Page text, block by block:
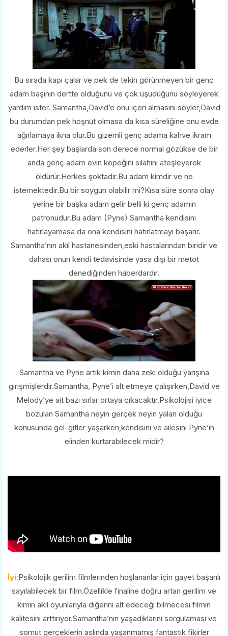
Bu sırada kapı çalar ve pek de tekin görünmeyen bir genç
adam başının dertte olduğunu ve çok üşüdüğünü söyleyerek
yardım ister. Samantha,David’e onu içeri almasını söyler,David
bu durumdan pek hoşnut olmasa da kısa süreliğine onu evde
ağırlamaya ikna olur.Bu gizemli genç adama kahve ikram
ederler.Her şey başlarda son derece normal gözükse de bir
anda genç adam evin köpeğini silahını ateşleyerek
öldürür.Herkes şoktadır.Bu adam kimdir ve ne
istemektedir.Bu bir soygun olabilir mi?Kısa süre sonra olay
yerine bir başka adam gelir belli ki genç adamın
patronudur.Bu adam (Pyne) Samantha kendisini
hatırlayamasa da ona kendisini hatırlatmayı başarır.
Samantha’nın akıl hastanesinden,eski hastalarından biridir ve
dahası onun kendi tedavisinde yasa dışı bir metot
denediğinden haberdardır.
Samantha ve Pyne artık kimin daha zeki olduğu yarışına
girişmişlerdir.Samantha, Pyne’i alt etmeye çalışırken,David ve
Melody’ye ait bazı sırlar ortaya çıkacaktır.Psikolojisi iyice
bozulan Samantha neyin gerçek neyin yalan olduğu
konusunda gel-gitler yaşarken,kendisini ve ailesini Pyne’in
elinden kurtarabilecek midir?
İyi;Psikolojik gerilim filmlerinden hoşlananlar için gayet başarılı
sayılabilecek bir film.Özellikle finaline doğru artan gerilim ve
kimin akıl oyunlarıyla diğerini alt edeceği bilmecesi filmin
kalitesini arttırıyor.Samantha’nın yaşadıklarını sorgulaması ve
somut gerçeklerin aslında yaşanmamış fantastik fikirler